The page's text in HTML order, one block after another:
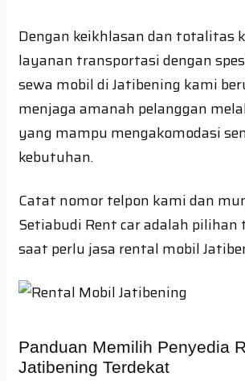
Dengan keikhlasan dan totalitas
layanan transportasi dengan
sewa mobil di Jatibening kami
menjaga amanah pelanggan
yang mampu mengakomodasi
kebutuhan.
Catat nomor telpon kami dan
Setiabudi Rent car adalah pilihan
saat perlu jasa rental mobil
Panduan Memilih Penyedia
Jatibening Terdekat